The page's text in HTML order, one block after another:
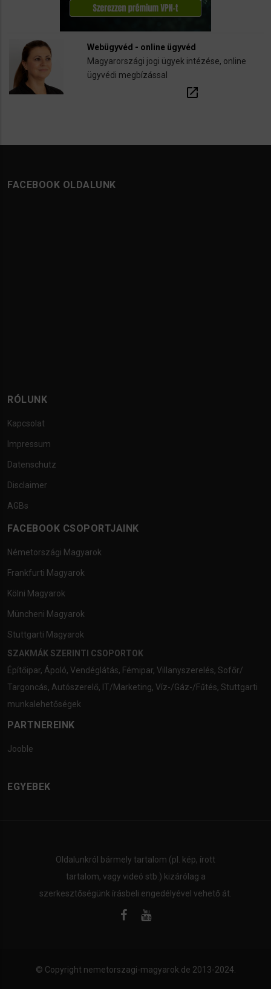
Webügyvéd - online ügyvéd
Magyarországi jogi ügyek intézése, online
ügyvédi megbízással
open_in_new
FACEBOOK OLDALUNK
RÓLUNK
Kapcsolat
Impressum
Datenschutz
Disclaimer
AGBs
FACEBOOK CSOPORTJAINK
Németországi Magyarok
Frankfurti Magyarok
Kölni Magyarok
Müncheni Magyarok
Stuttgarti Magyarok
SZAKMÁK SZERINTI CSOPORTOK
Építőipar, Ápoló, Vendéglátás, Fémipar, Villanyszerelés, Sofőr/
Targoncás, Autószerelő, IT/Marketing, Víz-/Gáz-/Fűtés, Stuttgarti
munkalehetőségek
PARTNEREINK
Jooble
EGYEBEK
Oldalunkról bármely tartalom (pl. kép, írott
tartalom, vagy videó stb.) kizárólag a
szerkesztőségünk írásbeli engedélyével vehető át.
© Copyright nemetorszagi-magyarok.de 2013-2024.